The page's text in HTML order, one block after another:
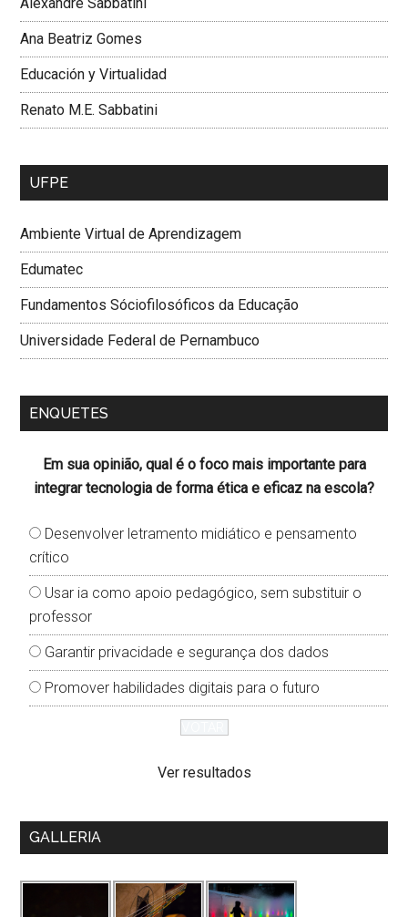
Ana Beatriz Gomes
Educación y Virtualidad
Renato M.E. Sabbatini
UFPE
Ambiente Virtual de Aprendizagem
Edumatec
Fundamentos Sóciofilosóficos da Educação
Universidade Federal de Pernambuco
ENQUETES
Em sua opinião, qual é o foco mais importante para
integrar tecnologia de forma ética e eficaz na escola?
Desenvolver letramento midiático e pensamento
crítico
Usar ia como apoio pedagógico, sem substituir o
professor
Garantir privacidade e segurança dos dados
Promover habilidades digitais para o futuro
Ver resultados
GALLERIA